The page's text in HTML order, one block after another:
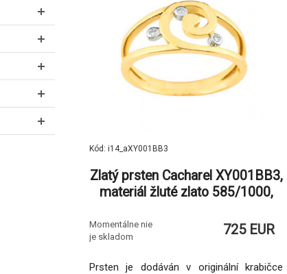
Kód: i14_aXY001BB3
Zlatý prsten Cacharel XY001BB3,
materiál žluté zlato 585/1000,
Momentálne nie
je skladom
725 EUR
Prsten je dodáván v originální krabičce